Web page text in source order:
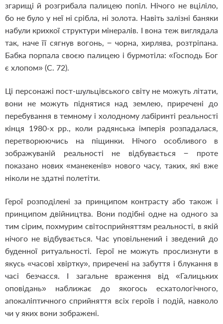
згарищі й розгрибала палицею попіл. Нічого не вціліло,
бо не було у неї ні срібла, ні золота. Навіть залізні баняки
набули крихкої структури мінералів. І вона теж виглядала
так, наче її сягнув вогонь, − чорна, хирлява, розтріпана.
Бабка порпала своєю палицею і бурмотіла: «Господь Бог
є хлопом» (С. 72).
Ці персонажі пост-шульцівського світу не можуть літати,
вони не можуть піднятися над землею, приречені до
перебування в темному і холодному лабіринті реальності
кінця 1980-х рр., коли радянська імперія розпадалася,
перетворюючись на піщинки. Нічого особливого в
зображуваній реальності не відбувається − проте
показано нових «манекенів» нового часу, таких, які вже
ніколи не здатні полетіти.
Герої розподілені за принципом контрасту або також і
принципом двійництва. Вони подібні одне на одного за
тим сірим, похмурим світосприйняттям реальності, в якій
нічого не відбувається. Час уповільнений і зведений до
буденної ритуальності. Герої не можуть прослизнути в
якусь «часові хвіртку», приречені на забуття і блукання в
часі безчасся. І загальне враження від «Галицьких
оповідань» наближає до якогось есхатологічного,
апокаліптичного сприйняття всіх героїв і подій, навколо
чи у яких вони зображені.